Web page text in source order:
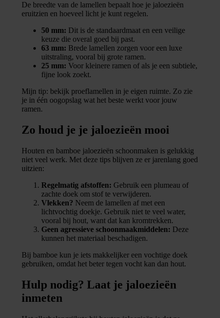
De breedte van de lamellen bepaalt hoe je jaloezieën
eruitzien en hoeveel licht je kunt regelen.
50 mm: Dit is de standaardmaat en een veilige
keuze die overal goed bij past.
63 mm: Brede lamellen zorgen voor een luxe
uitstraling, vooral bij grote ramen.
25 mm: Voor kleinere ramen of als je een subtiele,
fijne look zoekt.
Mijn tip: bekijk proeflamellen in je eigen ruimte. Zo zie
je in één oogopslag wat het beste werkt voor jouw
ramen.
Zo houd je je jaloezieën mooi
Houten en bamboe jaloezieën schoonmaken is gelukkig
niet veel werk. Met deze tips blijven ze er jarenlang goed
uitzien:
Regelmatig afstoffen: Gebruik een plumeau of
zachte doek om stof te verwijderen.
Vlekken? Neem de lamellen af met een
lichtvochtig doekje. Gebruik niet te veel water,
vooral bij hout, want dat kan kromtrekken.
Geen agressieve schoonmaakmiddelen: Deze
kunnen het materiaal beschadigen.
Bij bamboe kun je iets makkelijker een vochtige doek
gebruiken, omdat het beter tegen vocht kan dan hout.
Hulp nodig? Laat je jaloezieën
inmeten